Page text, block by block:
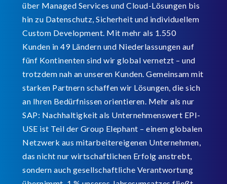
über Managed Services und Cloud-Lösungen bis
hin zu Datenschutz, Sicherheit und individuellem
Custom Development. Mit mehr als 1.550
Kunden in 49 Ländern und Niederlassungen auf
fünf Kontinenten sind wir global vernetzt – und
trotzdem nah an unseren Kunden. Gemeinsam mit
starken Partnern schaffen wir Lösungen, die sich
an Ihren Bedürfnissen orientieren. Mehr als nur
SAP: Nachhaltigkeit als Unternehmenswert EPI-
USE ist Teil der Group Elephant – einem globalen
Netzwerk aus mitarbeitereigenen Unternehmen,
das nicht nur wirtschaftlichen Erfolg anstrebt,
sondern auch gesellschaftliche Verantwortung